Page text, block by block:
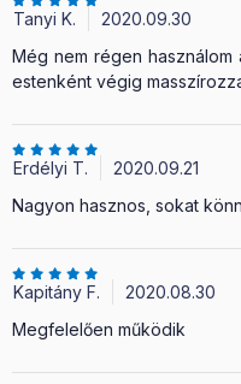
Tanyi K.
2020.09.30
Még nem régen
estenként végig
Erdélyi T.
2020.09.21
Nagyon hasznos, sokat
Kapitány F.
2020.08.30
Megfelelően működik